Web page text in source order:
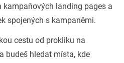
kampaňových landing pages a
spojených s kampaněmi.
cestu od prokliku na
budeš hledat místa, kde